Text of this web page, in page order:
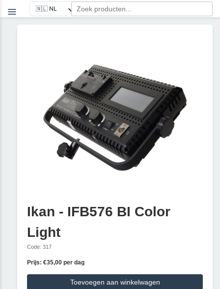
Ikan - IFB576 BI Color
Light
Code: 317
Prijs: €35,00 per dag
Toevoegen aan winkelwagen